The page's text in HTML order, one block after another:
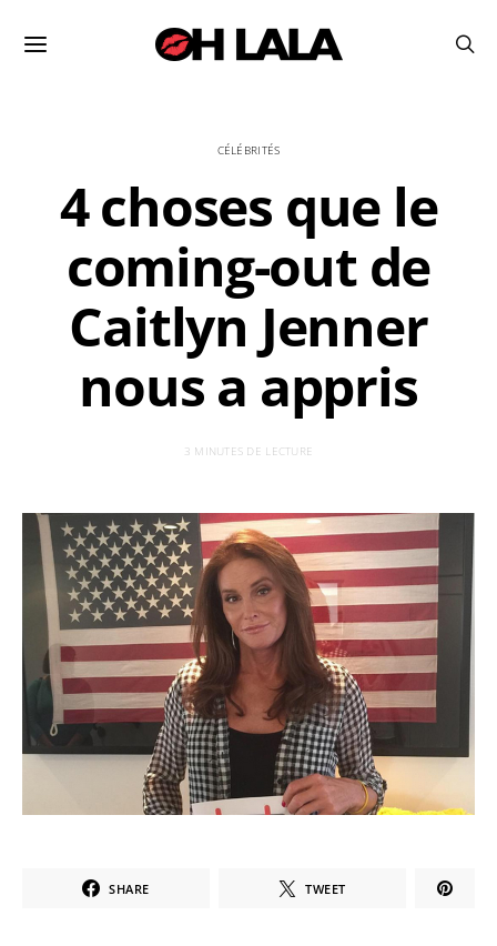
CÉLÉBRITÉS
4 choses que le
coming-out de
Caitlyn Jenner
nous a appris
3 MINUTES DE LECTURE
SHARE TWEET